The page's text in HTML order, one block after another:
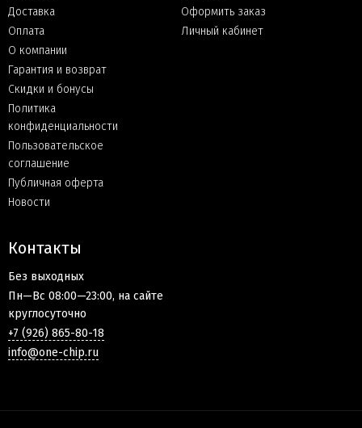
Доставка
Оплата
О компании
Гарантия и возврат
Скидки и бонусы
Политика
конфиденциальности
Пользовательское
соглашение
Публичная оферта
Новости
Оформить заказ
Личный кабинет
Контакты
Без выходных
Пн—Вс 08:00—23:00, на сайте
круглосуточно
+7 (926) 865-80-18
info@one-chip.ru